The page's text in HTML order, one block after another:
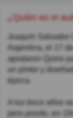
¿Quién es el
Joaquín
Argentina, el 17
apodaron Quino
un pintor y
época.
A los trece años
pero pronto, en